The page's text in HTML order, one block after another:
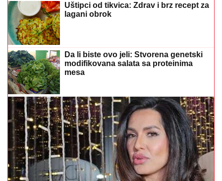
Uštipci od tikvica: Zdrav i brz recept za
lagani obrok
Da li biste ovo jeli: Stvorena genetski
modifikovana salata sa proteinima
mesa